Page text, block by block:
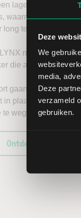
Deze
We
media,
Deze
verzameld
gebruiken.
lage spread.
waarmee u direct
long te gaan, of
maakt u de
die
gaan in
in plaats van daalt,
te wegen in uw
Ontdek wat LYNX